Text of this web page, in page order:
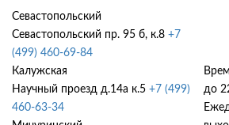
Севастопольский
Севастопольский пр. 95 б, к.8 +7
(499) 460-69-84
Калужская
Научный проезд д.14а к.5 +7 (499)
460-63-34
до